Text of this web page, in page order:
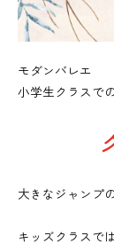
モダンバレエ
小学生クラスで
グラ
大きなジャンプ
キッズクラスでは